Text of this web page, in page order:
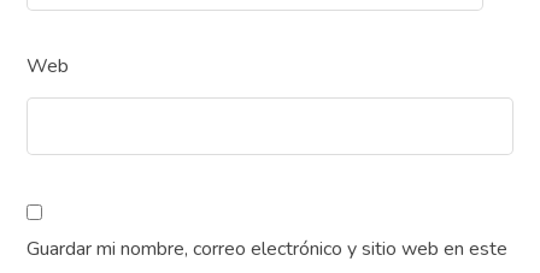
Web
Guardar mi nombre, correo electrónico y sitio web en este